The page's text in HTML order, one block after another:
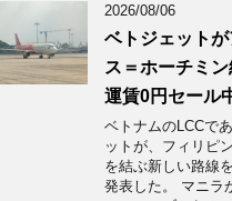
2026/08/06
ベトジェット
ス＝ホーチミン
運賃0円セール
ベトナムのLCCで
ットが、フィリピ
を結ぶ新しい路線
発表した。 マニラ